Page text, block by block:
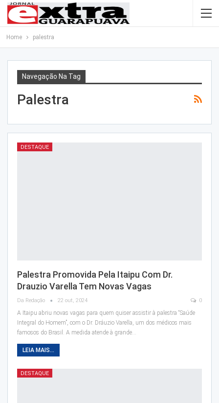
Home palestra
Navegação Na Tag
Palestra
DESTAQUE
Palestra Promovida Pela Itaipu Com Dr.
Drauzio Varella Tem Novas Vagas
Da Redação 22 out, 2024 0
A Itaipu abriu novas vagas para quem quiser assistir à palestra “Saúde
Integral do Homem”, com o Dr. Dráuzio Varella, um dos médicos mais
famosos do Brasil. A medida atende à grande…
LEIA MAIS...
DESTAQUE